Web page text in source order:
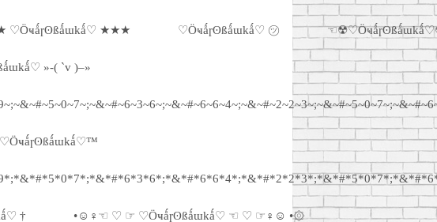
♡Ӧҹǻɼʘßǻɯkǻ♡ ★★★ ♡Ӧҹǻɼʘßǻɯkǻ♡ ㋡
»-( `v )–»
♡Ӧҹǻɼʘßǻɯkǻ♡™
† •☺♀☜ ♡ ☞ ♡Ӧҹǻɼʘßǻɯkǻ♡ ☜ ♡ ☞♀☺ •۞